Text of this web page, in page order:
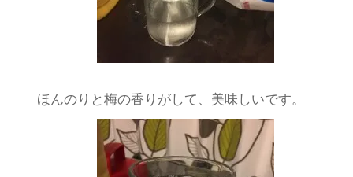
ほんのりと梅の香りがして、美味しいです。